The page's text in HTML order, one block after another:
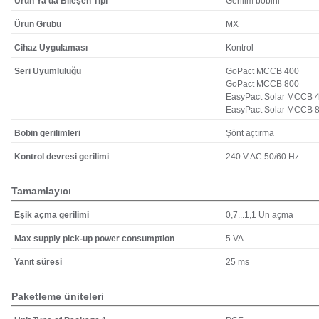
Ürün Grubu MX
Cihaz Uygulaması Kontrol
Seri Uyumluluğu
GoPact MCCB 400
GoPact MCCB 800
EasyPact Solar MCCB
EasyPact Solar MCCB
Bobin gerilimleri Şönt açtırma
Kontrol devresi gerilimi 240 V AC 50/60 Hz
Tamamlayıcı
Eşik açma gerilimi 0,7...1,1 Un açma
Max supply pick-up power consumption 5 VA
Yanıt süresi 25 ms
Paketleme üniteleri